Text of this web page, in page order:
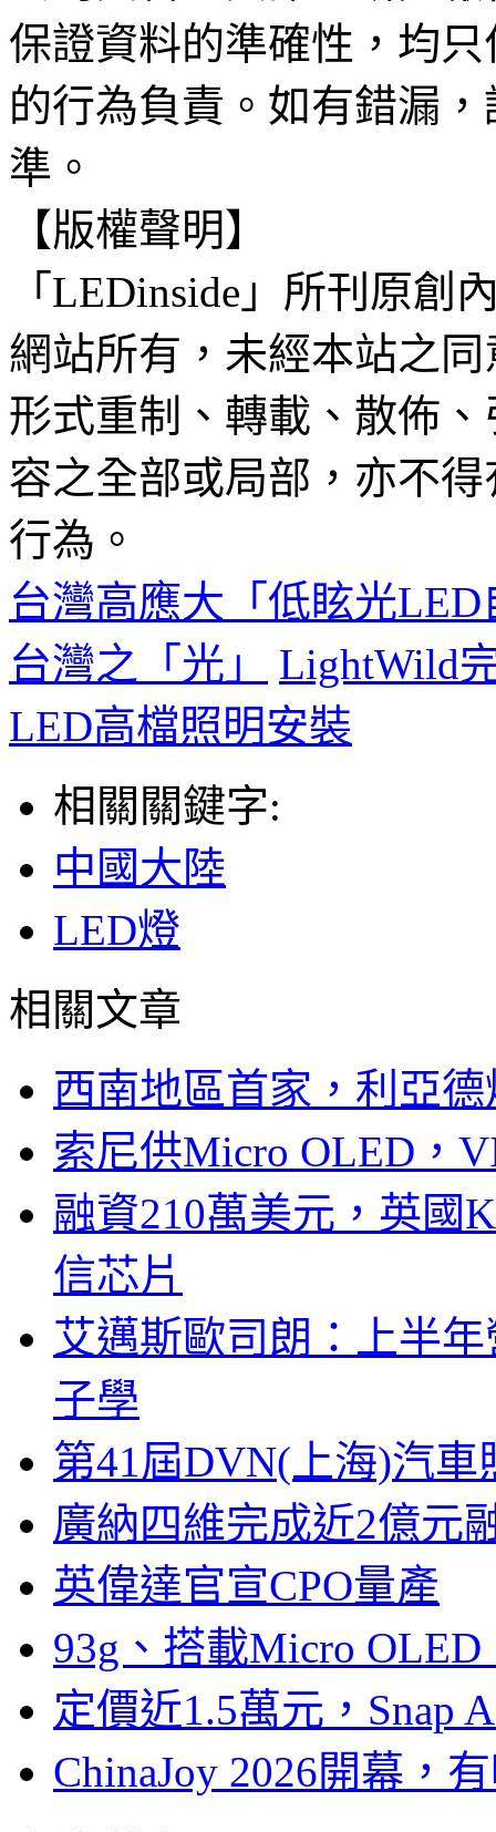
保證資料的準確性，均
的行為負責。如有錯漏
準。
【版權聲明】
「LEDinside」所刊原創
網站所有，未經本站之
形式重制、轉載、散佈
容之全部或局部，亦不
行為。
台灣高應大「低眩光
台灣之「光」
LightWild
LED高檔照明安裝
相關關鍵字:
中國大陸
LED燈
相關文章
西南地區首家，利亞
索尼供Micro OLED，
融資210萬美元，英國
信芯片
艾邁斯歐司朗：上半
子學
第41屆DVN(上海)汽
廣納四維完成近2億元
英偉達官宣CPO量產
93g、搭載Micro
定價近1.5萬元，Snap
ChinaJoy 2026開幕，